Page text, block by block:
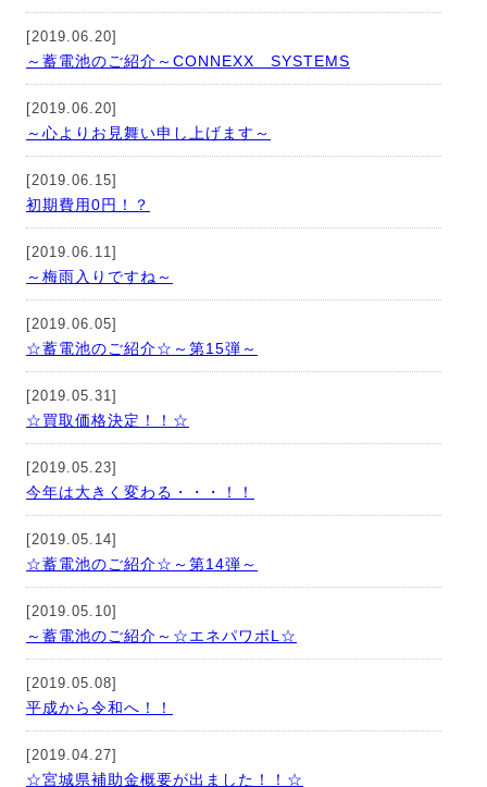
[2019.06.20]
～蓄電池のご紹介～CONNEXX SYSTEMS
[2019.06.20]
～心よりお見舞い申し上げます～
[2019.06.15]
初期費用0円！？
[2019.06.11]
～梅雨入りですね～
[2019.06.05]
☆蓄電池のご紹介☆～第15弾～
[2019.05.31]
☆買取価格決定！！☆
[2019.05.23]
今年は大きく変わる・・・！！
[2019.05.14]
☆蓄電池のご紹介☆～第14弾～
[2019.05.10]
～蓄電池のご紹介～☆エネパワボL☆
[2019.05.08]
平成から令和へ！！
[2019.04.27]
☆宮城県補助金概要が出ました！！☆